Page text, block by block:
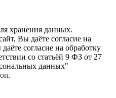
хранения данных.
Вы даёте согласие на
согласие на обработку
со статьёй 9 ФЗ от 27
данных"
.